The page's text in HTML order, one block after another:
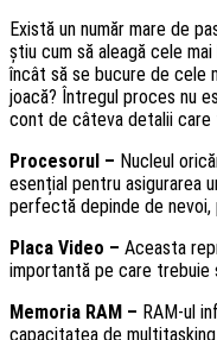
Există un număr mare de
știu cum să aleagă cele
încât să se bucure de cele
joacă? Întregul proces nu
cont de câteva detalii care
Procesorul – Nucleul
esențial pentru asigurarea
perfectă depinde de
Placa Video – Aceasta
importantă pe care trebuie
Memoria RAM – RAM-ul
capacitatea de multitasking